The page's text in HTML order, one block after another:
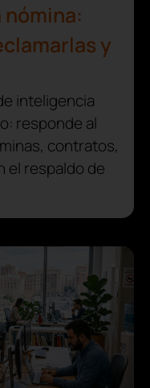
y
inteligencia
responde al
contratos,
el respaldo de